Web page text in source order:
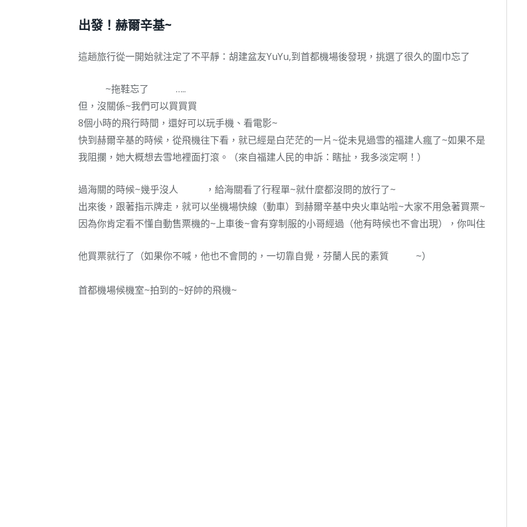
出發！赫爾辛基~
這趟旅行從一開始就注定了不平靜：胡建盆友YuYu,到首都機場後發現，挑選了很久的圍巾忘了
~拖鞋忘了
…..
但，沒關係~我們可以買買買
8個小時的飛行時間，還好可以玩手機、看電影~
快到赫爾辛基的時候，從飛機往下看，就已經是白茫茫的一片~從未見過雪的福建人瘋了~如果不是
我阻攔，她大概想去雪地裡面打滾。（來自福建人民的申訴：瞎扯，我多淡定啊！）
過海關的時候~幾乎沒人
，給海關看了行程單~就什麼都沒問的放行了~
出來後，跟著指示牌走，就可以坐機場快線（動車）到赫爾辛基中央火車站啦~大家不用急著買票~
因為你肯定看不懂自動售票機的~上車後~會有穿制服的小哥經過（他有時候也不會出現），你叫住
他買票就行了（如果你不喊，他也不會問的，一切靠自覺，芬蘭人民的素質 ~）
首都機場候機室~拍到的~好帥的飛機~